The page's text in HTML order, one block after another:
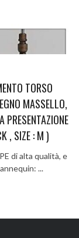
TORSO
MASSELLO,
, SIZE : M )
di alta qualità, e
...